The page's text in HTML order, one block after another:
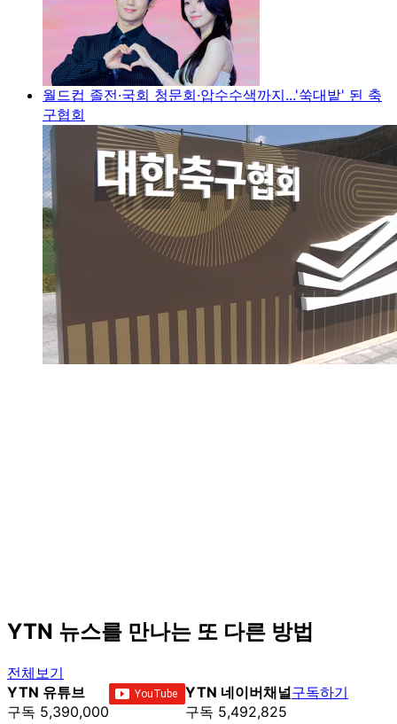
월드컵 졸전·국회 청문회·압수수색까지...'쑥대밭' 된 축
구협회
YTN 뉴스를 만나는 또 다른 방법
전체보기
YTN 유튜브
구독 5,390,000
YTN 네이버채널
구독 5,492,825
구독하기